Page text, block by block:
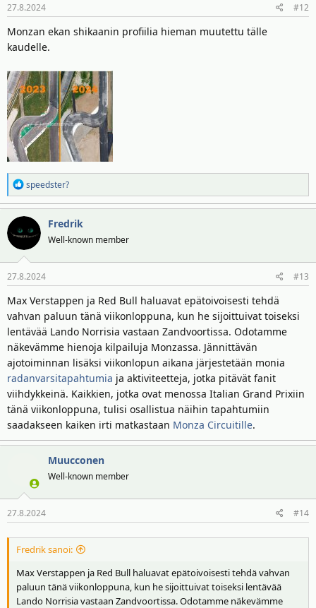
27.8.2024 #12
Monzan ekan shikaanin profiilia hieman muutettu tälle
kaudelle.
R
e
a
t
i
o
t
speedster?
Fredrik
Well-known member
27.8.2024 #13
Max Verstappen ja Red Bull haluavat epätoivoisesti tehdä
vahvan paluun tänä viikonloppuna, kun he sijoittuivat toiseksi
lentävää Lando Norrisia vastaan Zandvoortissa. Odotamme
näkevämme hienoja kilpailuja Monzassa. Jännittävän
ajotoiminnan lisäksi viikonlopun aikana järjestetään monia
radanvarsitapahtumia ja aktiviteetteja, jotka pitävät fanit
viihdykkeinä. Kaikkien, jotka ovat menossa Italian Grand Prixiin
tänä viikonloppuna, tulisi osallistua näihin tapahtumiin
saadakseen kaiken irti matkastaan Monza Circuitille.
Muucconen
Well-known member
27.8.2024 #14
Fredrik sanoi:
Max Verstappen ja Red Bull haluavat epätoivoisesti tehdä vahvan
paluun tänä viikonloppuna, kun he sijoittuivat toiseksi lentävää
Lando Norrisia vastaan Zandvoortissa. Odotamme näkevämme